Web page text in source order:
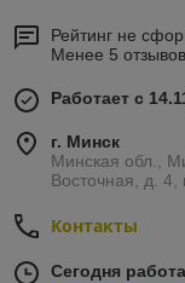
Рейтинг не
Менее 5
Работает с
г. Минск
Минская обл.,
Восточная, д.
Контакты
Сегодня